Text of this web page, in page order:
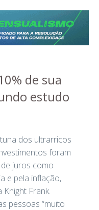
de sua
estudo
dos ultrarricos
foram
juros como
e pela inflação,
Frank.
pessoas “muito